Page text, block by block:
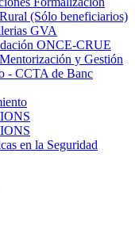
(Sólo beneficiarios)
GVA
ONCE-CRUE
y Gestión
- CCTA de Banc
en la Seguridad